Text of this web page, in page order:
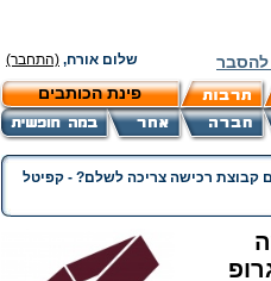
להסבר שלום אורח, (התחבר)
פינת הכותבים
קבוצת רכישה צריכה לשלם? - קפיטל